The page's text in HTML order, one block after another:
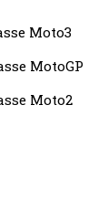
Moto3
MotoGP
Moto2